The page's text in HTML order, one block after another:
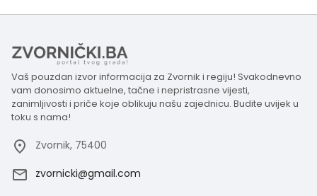
Vaš pouzdan izvor informacija za Zvornik i regiju! Svakodnevno
vam donosimo aktuelne, tačne i nepristrasne vijesti,
zanimljivosti i priče koje oblikuju našu zajednicu. Budite uvijek u
toku s nama!
Zvornik, 75400
zvornicki@gmail.com